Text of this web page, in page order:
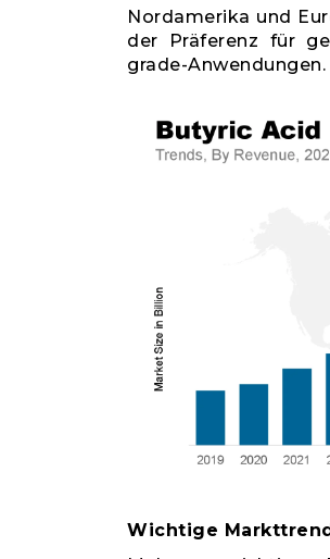
Nordamerika und
der Präferenz für
grade-Anwendungen.
Wichtige